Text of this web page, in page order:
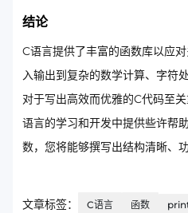
结论
C语言提供了丰富的函数库以应
入输出到复杂的数学计算、字符
对于写出高效而优雅的C代码至
语言的学习和开发中提供些许帮
数，您将能够撰写出结构清晰、
文章标签： C语言 函数